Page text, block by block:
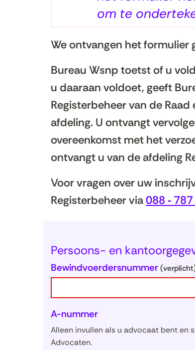
om te
We ontvangen het formulier
Bureau Wsnp toetst of u
u daaraan voldoet, geeft
Registerbeheer van de
afdeling. U ontvangt
overeenkomst met het
ontvangt u van de afdeling
Voor vragen over uw
Registerbeheer via088 ‑
Persoons- en
Bewindvoerdersnummer
A-nummer
Alleen invullen als u advocaat bent en
Advocaten.